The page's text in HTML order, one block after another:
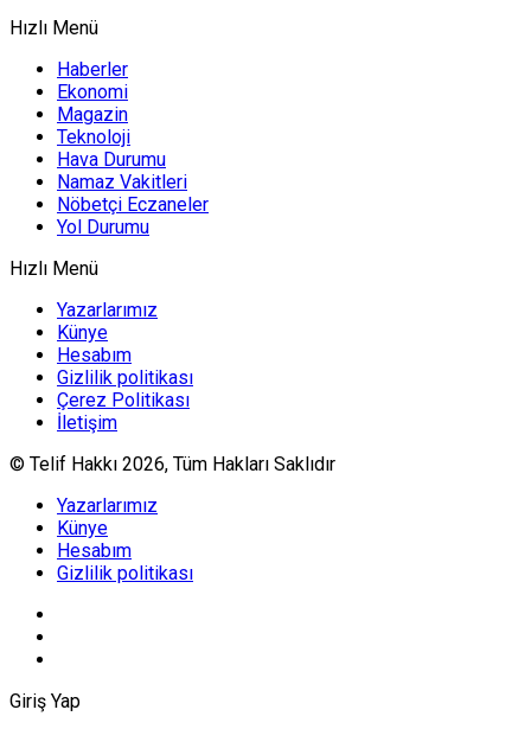
Hızlı Menü
Haberler
Ekonomi
Magazin
Teknoloji
Hava Durumu
Namaz Vakitleri
Nöbetçi Eczaneler
Yol Durumu
Hızlı Menü
Yazarlarımız
Künye
Hesabım
Gizlilik politikası
Çerez Politikası
İletişim
© Telif Hakkı 2026, Tüm Hakları Saklıdır
Yazarlarımız
Künye
Hesabım
Gizlilik politikası
Giriş Yap